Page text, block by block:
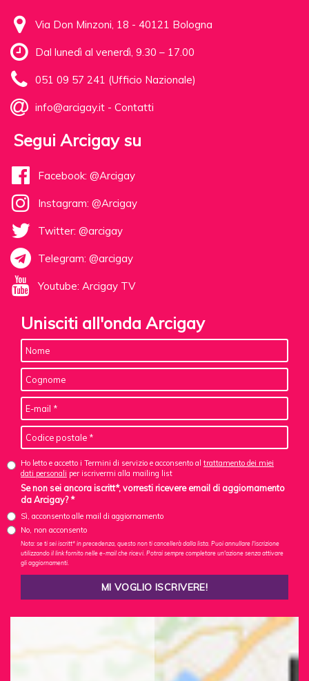
Via Don Minzoni, 18 - 40121 Bologna
Dal lunedì al venerdì, 9.30 – 17.00
051 09 57 241 (Ufficio Nazionale)
info@arcigay.it - Contatti
Segui Arcigay su
Facebook: @Arcigay
Instagram: @Arcigay
Twitter: @arcigay
Telegram: @arcigay
Youtube: Arcigay TV
Unisciti all'onda Arcigay
Ho letto e accetto i Termini di servizio e acconsento al trattamento dei miei
dati personali per iscrivermi alla mailing list
Se non sei ancora iscritt*, vorresti ricevere email di aggiornamento
da Arcigay? *
Sì, acconsento alle mail di aggiornamento
No, non acconsento
Nota: se ti sei iscritt* in precedenza, questo non ti cancellerà dalla lista. Puoi annullare l'iscrizione
utilizzando il link fornito nelle e-mail che ricevi. Potrai sempre completare un'azione senza attivare
gli aggiornamenti.